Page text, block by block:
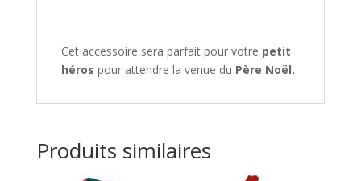
Cet accessoire sera parfait pour votre petit
héros pour attendre la venue du Père Noël.
Produits similaires